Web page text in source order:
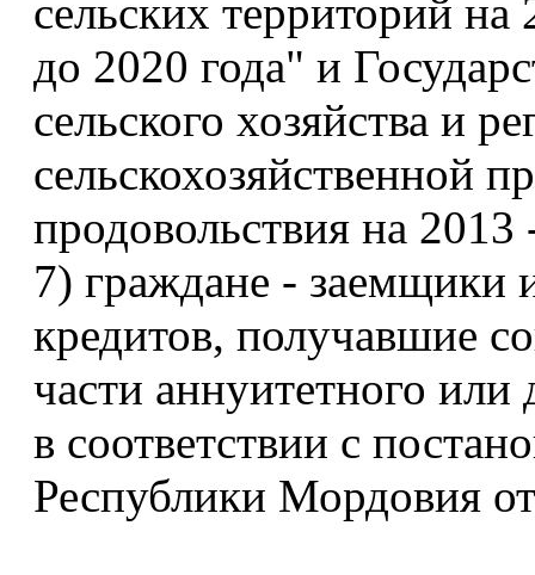
сельских территорий
до 2020 года" и
сельского хозяйства и
сельскохозяйственной
продовольствия на
7) граждане -
кредитов, получавшие
части аннуитетного
в соответствии с
Республики Мордовия